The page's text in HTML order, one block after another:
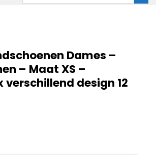
Dames –
– Maat XS –
verschillend design 12